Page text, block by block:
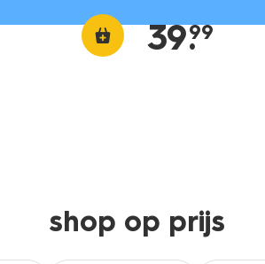
39.
99
shop op prijs